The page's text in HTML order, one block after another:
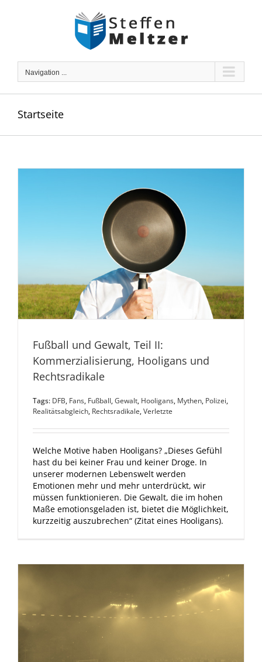
Navigation ...
Startseite
Fußball und Gewalt, Teil II:
Kommerzialisierung, Hooligans und
Rechtsradikale
Tags: DFB, Fans, Fußball,Gewalt, Hooligans, Mythen, Polizei,
Realitätsabgleich, Rechtsradikale,Verletzte
Welche Motive haben Hooligans? „Dieses Gefühl
hast du bei keiner Frau und keiner Droge. In
unserer modernen Lebenswelt werden
Emotionen mehr und mehr unterdrückt, wir
müssen funktionieren. Die Gewalt, die im hohen
Maße emotionsgeladen ist, bietet die Möglichkeit,
kurzzeitig auszubrechen“ (Zitat eines Hooligans).